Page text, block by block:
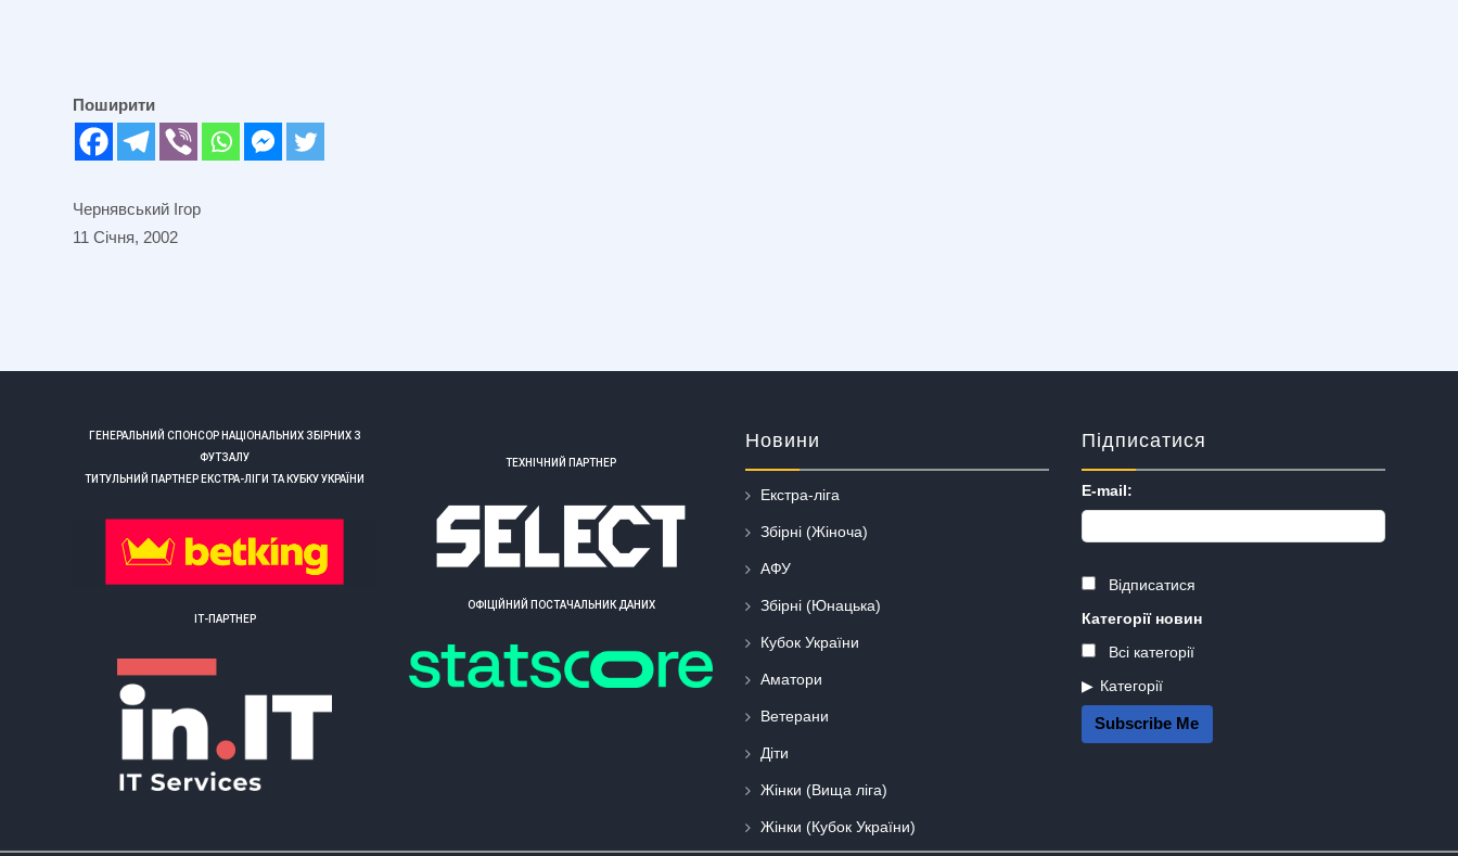
Поширити
Чернявський Ігор
11 Січня, 2002
ГЕНЕРАЛЬНИЙ СПОНСОР НАЦІОНАЛЬНИХ ЗБІРНИХ З
ФУТЗАЛУ
ТИТУЛЬНИЙ ПАРТНЕР ЕКСТРА-ЛІГИ ТА КУБКУ УКРАЇНИ
ІТ-ПАРТНЕР
ТЕХНІЧНИЙ ПАРТНЕР
ОФІЦІЙНИЙ ПОСТАЧАЛЬНИК ДАНИХ
Новини
Екстра-ліга
Збірні (Жіноча)
АФУ
Збірні (Юнацька)
Кубок України
Аматори
Ветерани
Діти
Жінки (Вища ліга)
Жінки (Кубок України)
Підписатися
E-mail:
Відписатися
Категорії новин
Всі категорії
Категорії
Subscribe Me